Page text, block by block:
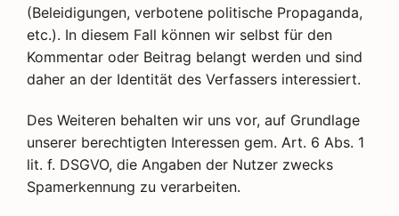
(Beleidigungen, verbotene politische Propaganda,
etc.). In diesem Fall können wir selbst für den
Kommentar oder Beitrag belangt werden und sind
daher an der Identität des Verfassers interessiert.
Des Weiteren behalten wir uns vor, auf Grundlage
unserer berechtigten Interessen gem. Art. 6 Abs. 1
lit. f. DSGVO, die Angaben der Nutzer zwecks
Spamerkennung zu verarbeiten.